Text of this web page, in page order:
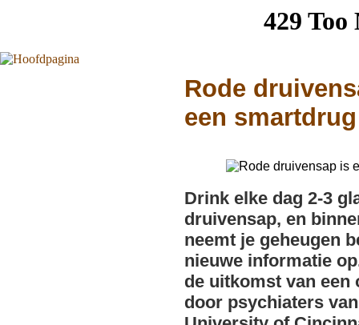
Rode
een smartdrug
Drink elke dag 2-3
druivensap, en
neemt je geheugen
nieuwe informatie
de uitkomst van een
door psychiaters